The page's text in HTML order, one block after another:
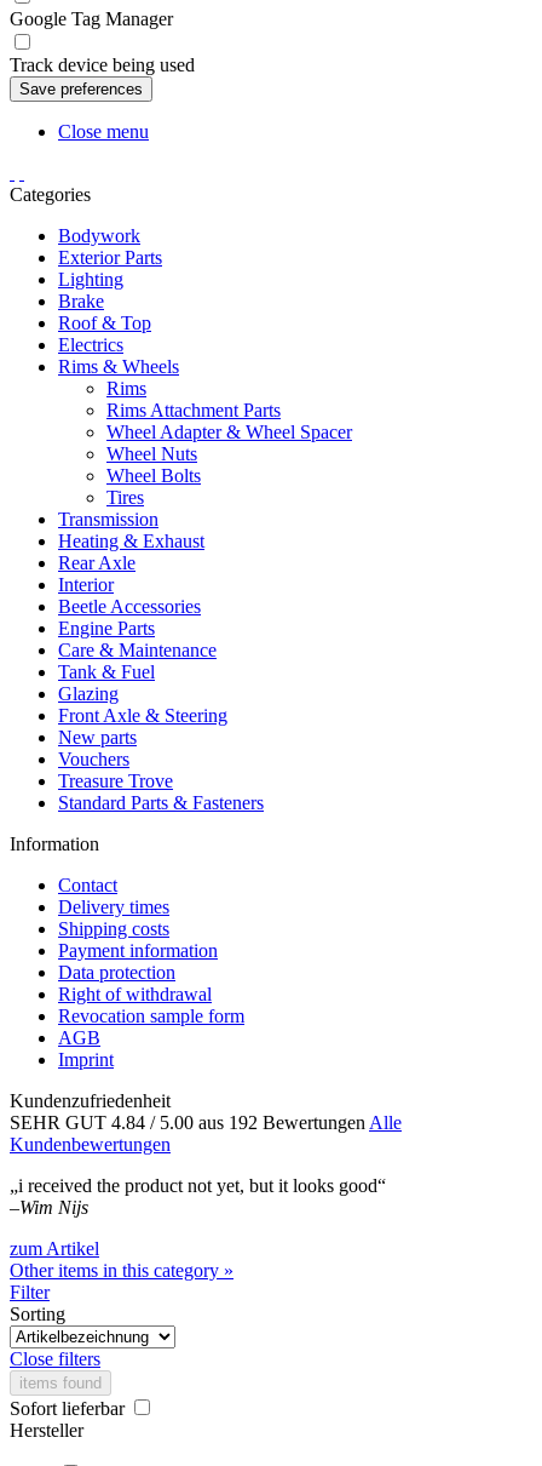
Google Tag Manager
Track device being used
Close menu
Categories
Bodywork
Exterior Parts
Lighting
Brake
Roof & Top
Electrics
Rims & Wheels
Rims
Rims Attachment Parts
Wheel Adapter & Wheel Spacer
Wheel Nuts
Wheel Bolts
Tires
Transmission
Heating & Exhaust
Rear Axle
Interior
Beetle Accessories
Engine Parts
Care & Maintenance
Tank & Fuel
Glazing
Front Axle & Steering
New parts
Vouchers
Treasure Trove
Standard Parts & Fasteners
Information
Contact
Delivery times
Shipping costs
Payment information
Data protection
Right of withdrawal
Revocation sample form
AGB
Imprint
Kundenzufriedenheit
SEHR GUT 4.84 / 5.00 aus 192 Bewertungen Alle
Kundenbewertungen
„i received the product not yet, but it looks good“
–Wim Nijs
zum Artikel
Other items in this category »
Filter
Sorting
Close filters
items found
Sofort lieferbar
Hersteller